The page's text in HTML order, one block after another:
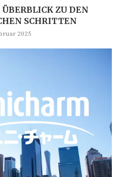
ZU DEN
SCHRITTEN
2025